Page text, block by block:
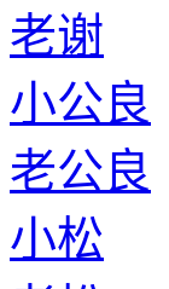
老谢
小公良
老公良
小松